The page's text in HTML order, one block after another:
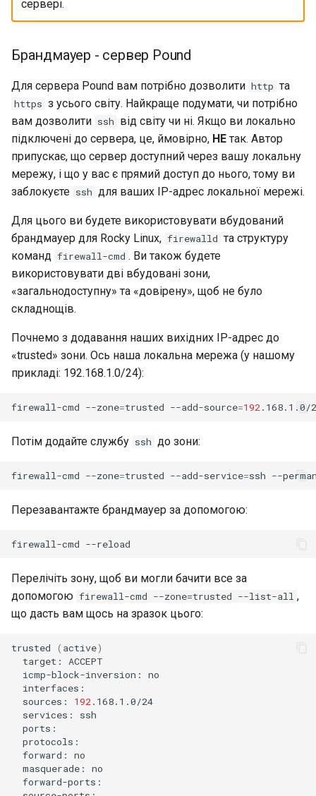
сервері.
Брандмауер - сервер Pound
Для сервера Pound вам потрібно дозволити http та
https з усього світу. Найкраще подумати, чи потрібно
вам дозволити ssh від світу чи ні. Якщо ви локально
підключені до сервера, це, ймовірно, НЕ так. Автор
припускає, що сервер доступний через вашу локальну
мережу, і що у вас є прямий доступ до нього, тому ви
заблокуєте ssh для ваших IP-адрес локальної мережі.
Для цього ви будете використовувати вбудований
брандмауер для Rocky Linux, firewalld та структуру
команд firewall-cmd . Ви також будете
використовувати дві вбудовані зони,
«загальнодоступну» та «довірену», щоб не було
складнощів.
Почнемо з додавання наших вихідних IP-адрес до
«trusted» зони. Ось наша локальна мережа (у нашому
прикладі: 192.168.1.0/24):
firewall-cmd --zone=trusted --add-source=192 .168.1.0/
Потім додайте службу ssh до зони:
firewall-cmd --zone=trusted --add-service=ssh
Перезавантажте брандмауер за допомогою:
firewall-cmd
Перелічіть зону, щоб ви могли бачити все за
допомогою firewall-cmd --zone=trusted --list-all ,
що дасть вам щось на зразок цього:
trusted ( active)
target:
icmp-block-inversion:
sources:
192
services:
forward:
masquerade: